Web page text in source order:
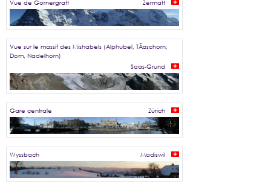
Vue de Gornergratt Zermatt
Vue sur le massif des Mishabels (Alphubel, TÃ¤schorn,
Dom, Nadelhorn)
Saas-Grund
Gare centrale Zürich
Wyssbach Madiswil